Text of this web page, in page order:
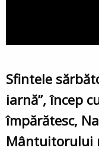
Sfintele
iarnă”, încep
împărătesc,
Mântuitorului